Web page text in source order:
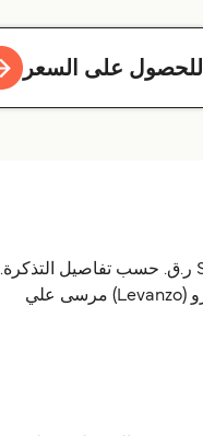
للحصول على السعر
Liberty Lines Fast Ferries يشغّل العبّارة من ليفينزو (Levanzo) إلى مرسى علي (Marsala). أسعار العبّارة تتراوح بين 35٫85 ر.ق.‏SAR و SAR174٫54 ر.ق.‏ حسب تفاصيل التذكرة.
الأسعار ما تشمل رسوم الخدمة. الجداول تختلف حسب الموسم، استخدم Direct Ferries Deal Finder للحصول على الأسعار والتوافر للعبّارات ليفينزو (Levanzo) مرسى علي